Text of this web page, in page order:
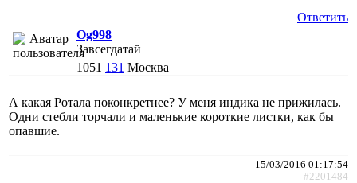
Ответить
Og998
Завсегдатай
1051 131 Москва
А какая Ротала поконкретнее? У меня индика не прижилась.
Одни стебли торчали и маленькие короткие листки, как бы
опавшие.
15/03/2016 01:17:54
#2201484